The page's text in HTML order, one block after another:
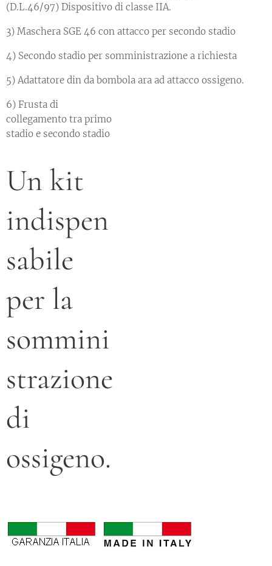
(D.L.46/97) Dispositivo di classe IIA.
3) Maschera SGE 46 con attacco per secondo stadio
4) Secondo stadio per somministrazione a richiesta
5) Adattatore din da bombola ara ad attacco ossigeno.
6) Frusta di
collegamento tra primo
stadio e secondo stadio
Un kit
indispen
sabile
per la
sommini
strazione
di
ossigeno.